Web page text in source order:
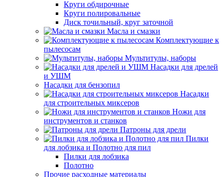
Круги обдирочные
Круги полировальные
Диск точильный, круг заточной
Масла и смазки
Комплектующие к
пылесосам
Мультитулы, наборы
Насадки для дрелей
и УШМ
Насадки для бензопил
Насадки
для строительных миксеров
Ножи для
инструментов и станков
Патроны для дрели
Пилки
для лобзика и Полотно для пил
Пилки для лобзика
Полотно
Прочие расходные материалы